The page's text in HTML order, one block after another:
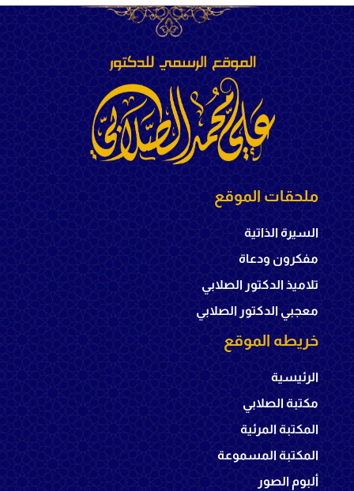
ملحقات الموقع
السيرة الذاتية
مفكرون ودعاة
تلاميذ الدكتور الصلابي
معجبي الدكتور الصلابي
خريطه الموقع
الرئيسية
مكتبة الصلابي
المكتبة المرئية
المكتبة المسموعة
ألبوم الصور